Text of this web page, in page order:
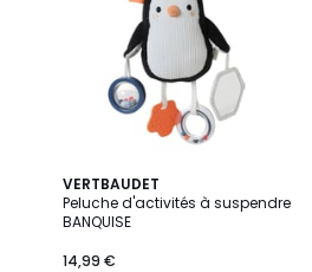
VERTBAUDET
Peluche d'activités à suspendre
BANQUISE
14,99 €